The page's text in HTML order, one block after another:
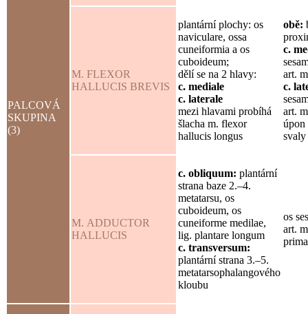
PALCOVÁ
SKUPINA
(3)
M. FLEXOR
HALLUCIS BREVIS
plantární plochy: os
naviculare, ossa
cuneiformia a os
cuboideum;
dělí se na 2 hlavy:
c. mediale
c. laterale
mezi hlavami probíhá
šlacha m. flexor
hallucis longus
obě:
c.
art.
c.
art.
úpon
M. ADDUCTOR
HALLUCIS
c. obliquum: plantární
strana baze 2.–4.
metatarsu, os
cuboideum, os
cuneiforme medilae,
lig. plantare longum
c. transversum:
plantární strana 3.–5.
metatarsophalangového
kloubu
os
art.